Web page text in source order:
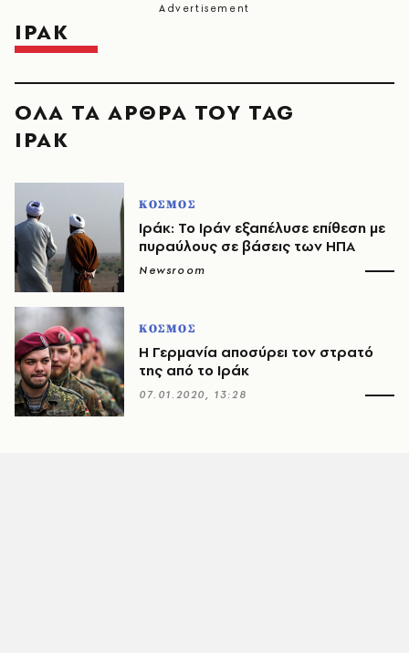
ΙΡΑΚ
ΟΛΑ ΤΑ ΑΡΘΡΑ ΤΟΥ TAG
ΙΡΑΚ
ΚΟΣΜΟΣ
Ιράκ: To Ιράν εξαπέλυσε επίθεση με
πυραύλους σε βάσεις των ΗΠΑ
Newsroom
ΚΟΣΜΟΣ
Η Γερμανία αποσύρει τον στρατό
της από το Ιράκ
07.01.2020, 13:28